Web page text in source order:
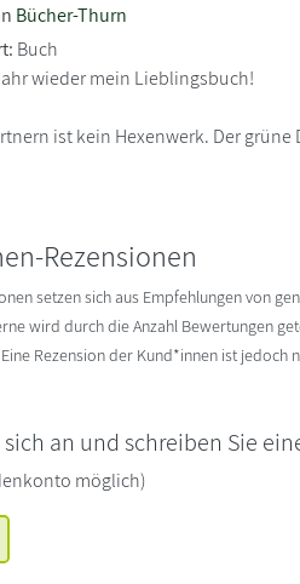
Bücher-Thurn
Buch
wieder mein Lieblingsbuch!
ist kein Hexenwerk. Der
Rezensionen
setzen sich aus Empfehlungen von
wird durch die Anzahl Bewertungen
Rezension der Kund*innen ist jedoch
an und schreiben Sie
möglich)